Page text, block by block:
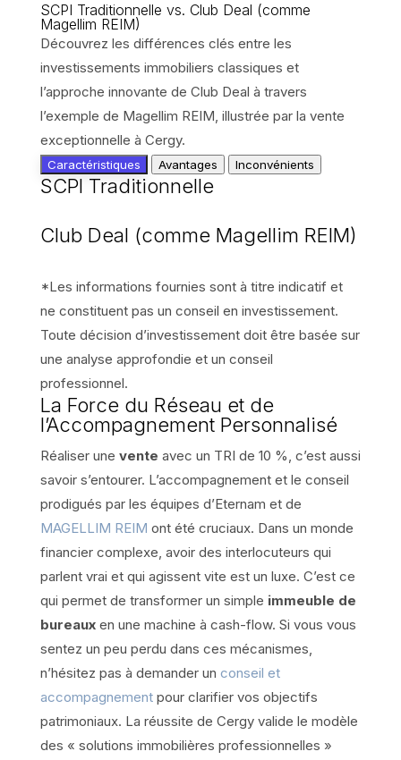
SCPI Traditionnelle vs. Club Deal (comme
Magellim REIM)
Découvrez les différences clés entre les
investissements immobiliers classiques et
l’approche innovante de Club Deal à travers
l’exemple de Magellim REIM, illustrée par la vente
exceptionnelle à Cergy.
Caractéristiques Avantages Inconvénients
SCPI Traditionnelle
Club Deal (comme Magellim REIM)
SCPI Traditionnelle
Club Deal (comme Magellim REIM)
SCPI Traditionnelle
Club Deal (comme Magellim REIM)
*Les informations fournies sont à titre indicatif et
ne constituent pas un conseil en investissement.
Toute décision d’investissement doit être basée sur
une analyse approfondie et un conseil
professionnel.
La Force du Réseau et de
l’Accompagnement Personnalisé
Réaliser une vente avec un TRI de 10 %, c’est aussi
savoir s’entourer. L’accompagnement et le conseil
prodigués par les équipes d’Eternam et de
MAGELLIM REIM ont été cruciaux. Dans un monde
financier complexe, avoir des interlocuteurs qui
parlent vrai et qui agissent vite est un luxe. C’est ce
qui permet de transformer un simple immeuble de
bureauxen une machine à cash-flow. Si vous vous
sentez un peu perdu dans ces mécanismes,
n’hésitez pas à demander un conseil et
accompagnementpour clarifier vos objectifs
patrimoniaux. La réussite de Cergy valide le modèle
des « solutions immobilières professionnelles »